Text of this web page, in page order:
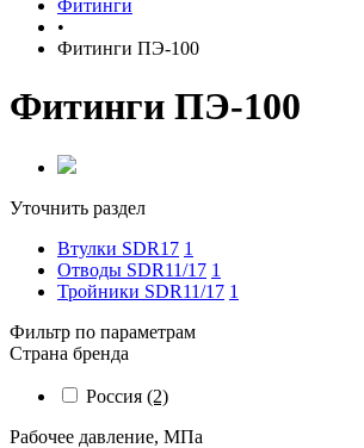
Фитинги
•
Фитинги ПЭ-100
Фитинги ПЭ-100
Уточнить раздел
Втулки SDR17 1
Отводы SDR11/17 1
Тройники SDR11/17 1
Фильтр по параметрам
Страна бренда
Россия (2)
Рабочее давление, МПа